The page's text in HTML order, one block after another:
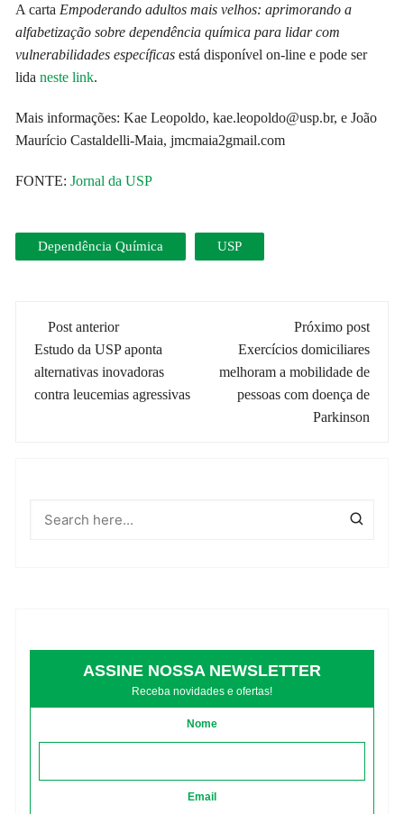
A carta Empoderando adultos mais velhos: aprimorando a
alfabetização sobre dependência química para lidar com
vulnerabilidades específicasestá disponível on-line e pode ser
lidaneste link.
Mais informações: Kae Leopoldo, kae.leopoldo@usp.br, e João
Maurício Castaldelli-Maia, jmcmaia2gmail.com
FONTE:Jornal da USP
Dependência Química USP
Navegação
de
post
Post anterior
Estudo da USP aponta
alternativas inovadoras
contra leucemias agressivas
Próximo post
Exercícios domiciliares
melhoram a mobilidade de
pessoas com doença de
Parkinson
ASSINE NOSSA NEWSLETTER
Receba novidades e ofertas!
Nome
Email